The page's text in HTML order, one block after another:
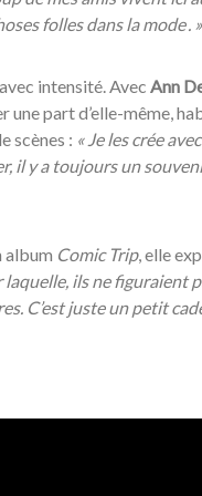
folles dans la mode . »
intensité. Avec Ann
part d’elle-même,
scènes : «Je les crée
il y a toujours un
album Comic Trip, elle
ils ne figuraient
C’est juste un petit